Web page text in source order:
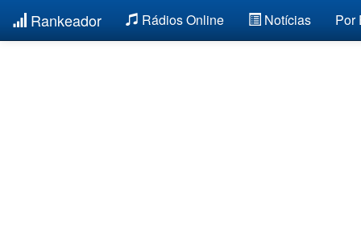
Rankeador Rádios Online Notícias Por